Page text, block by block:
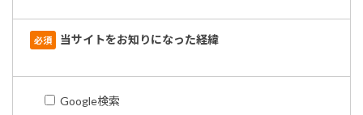
必須 当サイトをお知りになった経緯
Google検索